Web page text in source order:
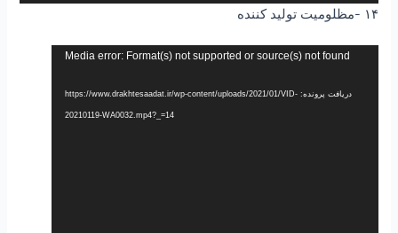
۱۴ -مظلومیت تولید کننده
نمایشگرMedia error: Format(s) not supported or source(s) not found
دریافت پرونده: https://www.drakhtesaadat.ir/wp-content/uploads/2021/01/VID-
20210119-WA0032.mp4?_=14